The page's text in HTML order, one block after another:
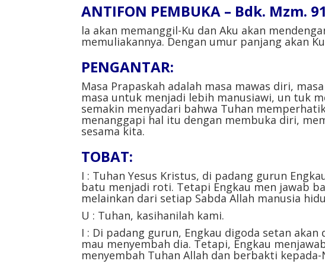
ANTIFON PEMBUKA – Bdk. Mzm.
la akan memanggil-Ku dan Aku akan
memuliakannya. Dengan umur panjang akan
PENGANTAR:
Masa Prapaskah adalah masa mawas diri,
masa untuk menjadi lebih manusiawi, un tuk
semakin menyadari bahwa Tuhan
menanggapi hal itu dengan membuka diri,
sesama kita.
TOBAT:
I : Tuhan Yesus Kristus, di padang gurun
batu menjadi roti. Tetapi Engkau men jawab
melainkan dari setiap Sabda Allah manusia
U : Tuhan, kasihanilah kami.
I : Di padang gurun, Engkau digoda setan
mau menyembah dia. Tetapi, Engkau
menyembah Tuhan Allah dan berbakti